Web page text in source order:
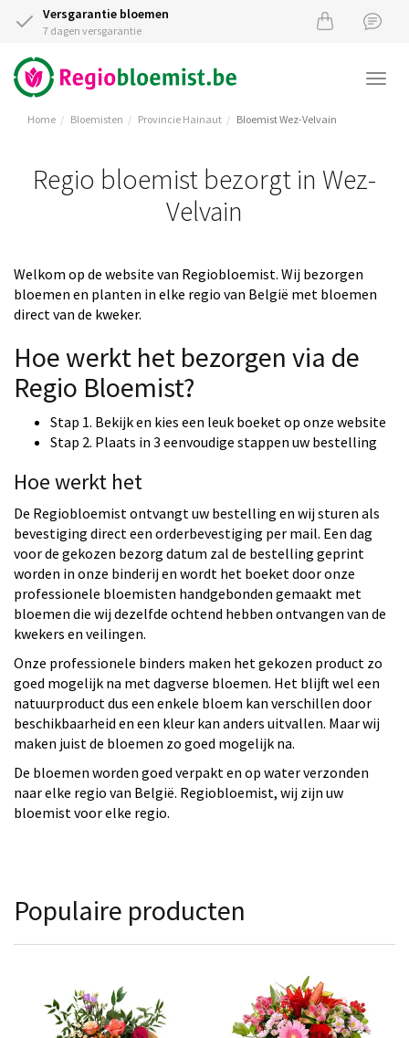
Versgarantie bloemen
7 dagen versgarantie
Home Bloemisten Provincie Hainaut Bloemist Wez-Velvain
Regio bloemist bezorgt in Wez-
Velvain
Welkom op de website van Regiobloemist. Wij bezorgen
bloemen en planten in elke regio van België met bloemen
direct van de kweker.
Hoe werkt het bezorgen via de
Regio Bloemist?
Stap 1. Bekijk en kies een leuk boeket op onze website
Stap 2. Plaats in 3 eenvoudige stappen uw bestelling
Hoe werkt het
De Regiobloemist ontvangt uw bestelling en wij sturen als
bevestiging direct een orderbevestiging per mail. Een dag
voor de gekozen bezorg datum zal de bestelling geprint
worden in onze binderij en wordt het boeket door onze
professionele bloemisten handgebonden gemaakt met
bloemen die wij dezelfde ochtend hebben ontvangen van de
kwekers en veilingen.
Onze professionele binders maken het gekozen product zo
goed mogelijk na met dagverse bloemen. Het blijft wel een
natuurproduct dus een enkele bloem kan verschillen door
beschikbaarheid en een kleur kan anders uitvallen. Maar wij
maken juist de bloemen zo goed mogelijk na.
De bloemen worden goed verpakt en op water verzonden
naar elke regio van België. Regiobloemist, wij zijn uw
bloemist voor elke regio.
Populaire producten